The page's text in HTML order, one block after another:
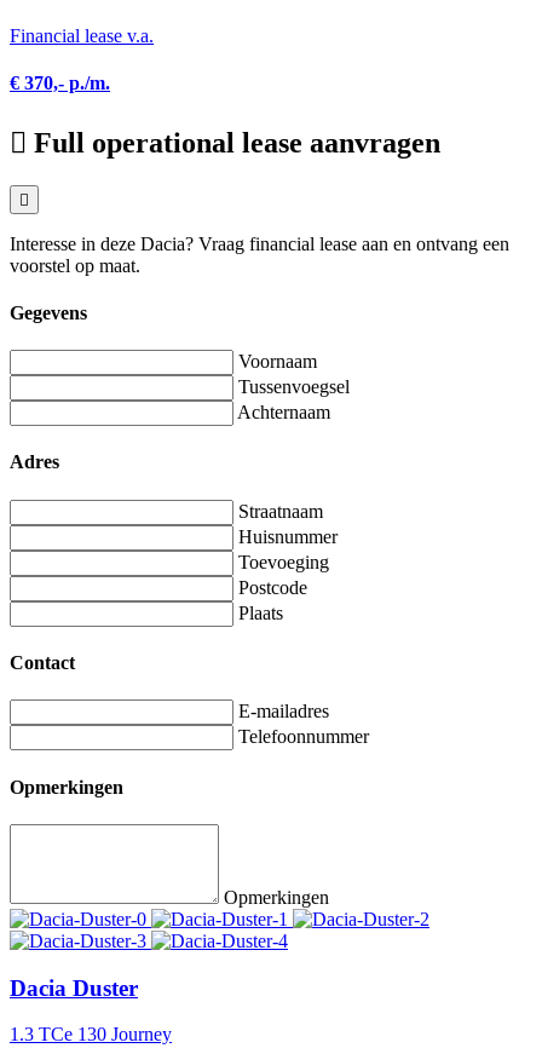
Financial lease v.a.
€ 370,- p./m.
Full operational lease aanvragen
Interesse in deze Dacia? Vraag financial lease aan en ontvang een
voorstel op maat.
Gegevens
Voornaam
Tussenvoegsel
Achternaam
Adres
Straatnaam
Huisnummer
Toevoeging
Postcode
Plaats
Contact
E-mailadres
Telefoonnummer
Opmerkingen
Opmerkingen
Dacia Duster
1.3 TCe 130 Journey